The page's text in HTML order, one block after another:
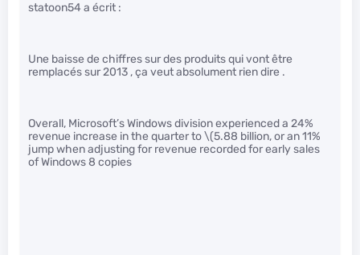
statoon54 a écrit :
Une baisse de chiffres sur des produits qui vont être
remplacés sur 2013 , ça veut absolument rien dire .
Overall, Microsoft’s Windows division experienced a 24%
revenue increase in the quarter to\(5.88 billion, or an 11%
jump when adjusting for revenue recorded for early sales
of Windows 8 copies